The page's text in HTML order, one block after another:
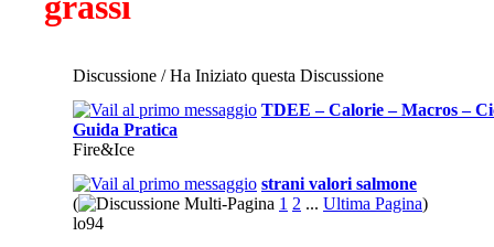
Discussione / Ha Iniziato questa Discussione
TDEE – Calorie – Macros –
Guida Pratica
Fire&Ice
strani valori salmone
(
1 2 ... Ultima Pagina)
lo94